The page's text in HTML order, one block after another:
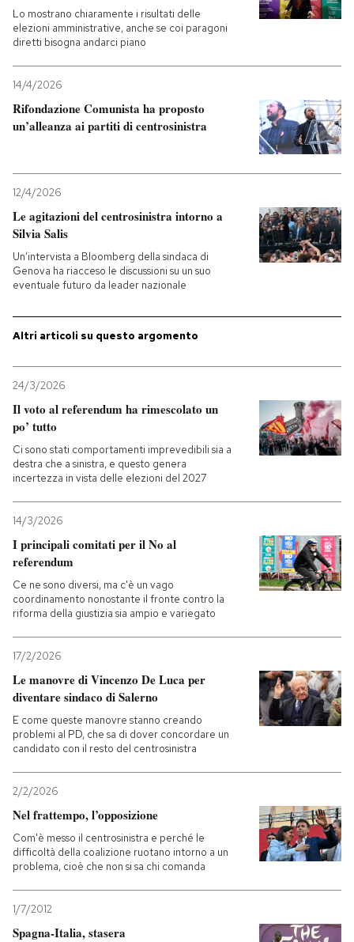
Lo mostrano chiaramente i risultati delle
elezioni amministrative, anche se coi paragoni
diretti bisogna andarci piano
14/4/2026
Rifondazione Comunista ha proposto
un’alleanza ai partiti di centrosinistra
12/4/2026
Le agitazioni del centrosinistra intorno a
Silvia Salis
Un’intervista a Bloomberg della sindaca di
Genova ha riacceso le discussioni su un suo
eventuale futuro da leader nazionale
Altri articoli su questo argomento
24/3/2026
Il voto al referendum ha rimescolato un
po’ tutto
Ci sono stati comportamenti imprevedibili sia a
destra che a sinistra, e questo genera
incertezza in vista delle elezioni del 2027
14/3/2026
I principali comitati per il No al
referendum
Ce ne sono diversi, ma c'è un vago
coordinamento nonostante il fronte contro la
riforma della giustizia sia ampio e variegato
17/2/2026
Le manovre di Vincenzo De Luca per
diventare sindaco di Salerno
E come queste manovre stanno creando
problemi al PD, che sa di dover concordare un
candidato con il resto del centrosinistra
2/2/2026
Nel frattempo, l’opposizione
Com'è messo il centrosinistra e perché le
difficoltà della coalizione ruotano intorno a un
problema, cioè che non si sa chi comanda
1/7/2012
Spagna-Italia, stasera